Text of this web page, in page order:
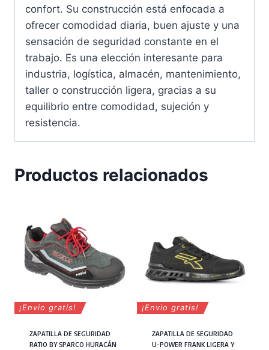
confort. Su construcción está enfocada a
ofrecer comodidad diaria, buen ajuste y una
sensación de seguridad constante en el
trabajo. Es una elección interesante para
industria, logística, almacén, mantenimiento,
taller o construcción ligera, gracias a su
equilibrio entre comodidad, sujeción y
resistencia.
Productos relacionados
¡Envio gratis!
ZAPATILLA DE SEGURIDAD
RATIO BY SPARCO HURACÁN
¡Envio gratis!
ZAPATILLA DE SEGURIDAD
U-POWER FRANK LIGERA Y